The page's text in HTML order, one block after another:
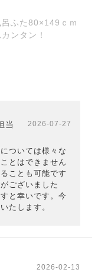
ふた80×149ｃｍ
ンタン！
当 2026-07-27
ついては様々な
とはできません
ことも可能です
ございました
と幸いです。今
たします。
2026-02-13